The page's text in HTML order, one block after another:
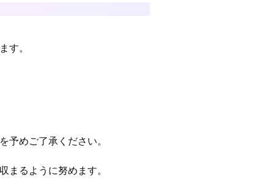
す。
めご了承ください。
るように努めます。